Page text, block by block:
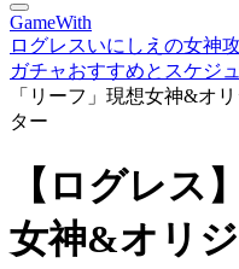
GameWith
ログレスいにしえの女神
ガチャおすすめとスケジ
「リーフ」現想女神&オ
ター
【ログレス
女神&オリ